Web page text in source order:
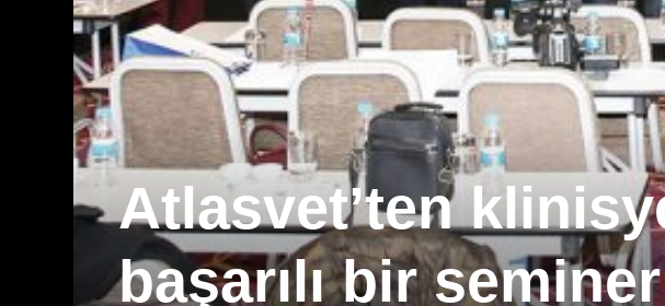
Atlasvet’ten
başarılı bir